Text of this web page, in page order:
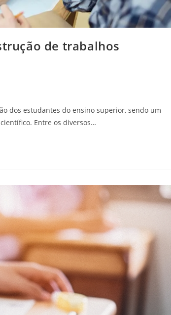
de trabalhos
dos estudantes do ensino superior, sendo um
Entre os diversos…